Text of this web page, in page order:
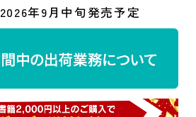
2026年9月中旬発売予定